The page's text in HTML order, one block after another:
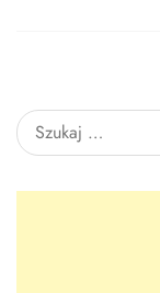
Szukaj: